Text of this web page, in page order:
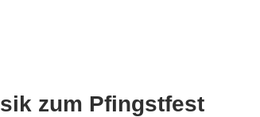
zum Pfingstfest